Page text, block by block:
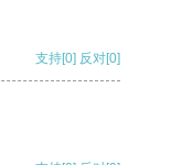
支持[0] 反对[0]